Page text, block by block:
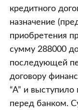
кредитного
назначение
приобретения
сумму 288000
последующей
договору
“А” и
перед банком.